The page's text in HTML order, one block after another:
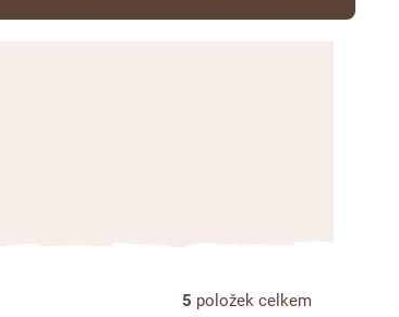
5 položek celkem